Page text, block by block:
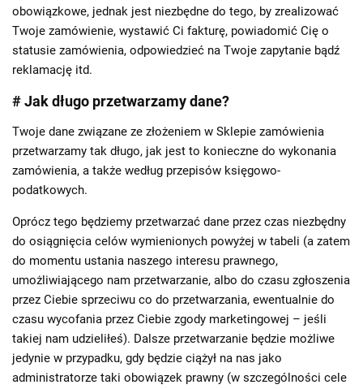
obowiązkowe, jednak jest niezbędne do tego, by zrealizować
Twoje zamówienie, wystawić Ci fakturę, powiadomić Cię o
statusie zamówienia, odpowiedzieć na Twoje zapytanie bądź
reklamację itd.
# Jak długo przetwarzamy dane?
Twoje dane związane ze złożeniem w Sklepie zamówienia
przetwarzamy tak długo, jak jest to konieczne do wykonania
zamówienia, a także według przepisów księgowo-
podatkowych.
Oprócz tego będziemy przetwarzać dane przez czas niezbędny
do osiągnięcia celów wymienionych powyżej w tabeli (a zatem
do momentu ustania naszego interesu prawnego,
umożliwiającego nam przetwarzanie, albo do czasu zgłoszenia
przez Ciebie sprzeciwu co do przetwarzania, ewentualnie do
czasu wycofania przez Ciebie zgody marketingowej – jeśli
takiej nam udzieliłeś). Dalsze przetwarzanie będzie możliwe
jedynie w przypadku, gdy będzie ciążył na nas jako
administratorze taki obowiązek prawny (w szczególności cele